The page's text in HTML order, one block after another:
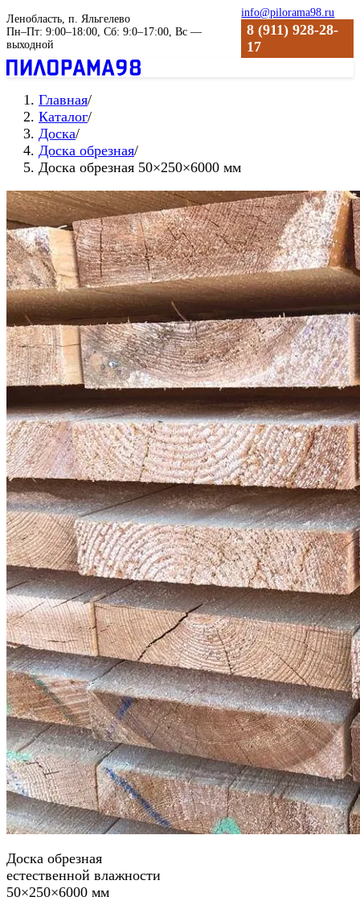
Ленобласть, п. Яльгелево
Пн–Пт: 9:00–18:00, Сб: 9:0–17:00, Вс —
выходной
info@pilorama98.ru
8 (911) 928-28-
17
Главная/
Каталог/
Доска/
Доска обрезная/
Доска обрезная 50×250×6000 мм
Доска обрезная
естественной влажности
50×250×6000 мм